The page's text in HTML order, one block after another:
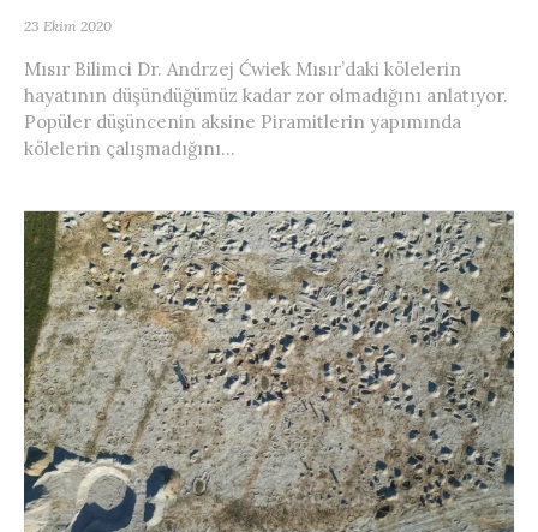
23 Ekim 2020
Mısır Bilimci Dr. Andrzej Ćwiek Mısır’daki kölelerin
hayatının düşündüğümüz kadar zor olmadığını anlatıyor.
Popüler düşüncenin aksine Piramitlerin yapımında
kölelerin çalışmadığını...